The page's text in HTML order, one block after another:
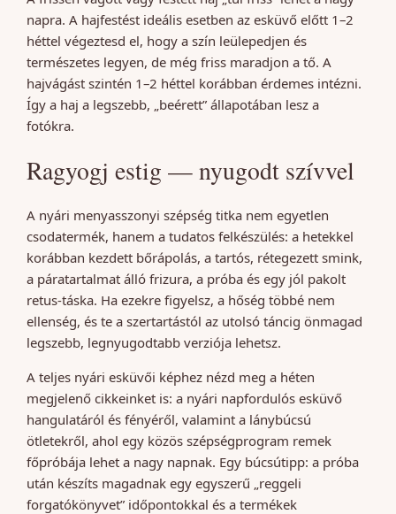
napra. A hajfestést ideális esetben az esküvő előtt 1–2
héttel végeztesd el, hogy a szín leülepedjen és
természetes legyen, de még friss maradjon a tő. A
hajvágást szintén 1–2 héttel korábban érdemes intézni.
Így a haj a legszebb, „beérett” állapotában lesz a
fotókra.
Ragyogj estig — nyugodt szívvel
A nyári menyasszonyi szépség titka nem egyetlen
csodatermék, hanem a tudatos felkészülés: a hetekkel
korábban kezdett bőrápolás, a tartós, rétegezett smink,
a páratartalmat álló frizura, a próba és egy jól pakolt
retus-táska. Ha ezekre figyelsz, a hőség többé nem
ellenség, és te a szertartástól az utolsó táncig önmagad
legszebb, legnyugodtabb verziója lehetsz.
A teljes nyári esküvői képhez nézd meg a héten
megjelenő cikkeinket is: a nyári napfordulós esküvő
hangulatáról és fényéről, valamint a lánybúcsú
ötletekről, ahol egy közös szépségprogram remek
főpróbája lehet a nagy napnak. Egy búcsútipp: a próba
után készíts magadnak egy egyszerű „reggeli
forgatókönyvet” időpontokkal és a termékek